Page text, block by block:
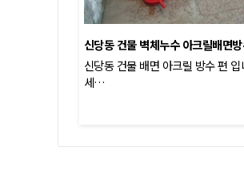
신당동 건물 벽체누수 아크릴배면
신당동 건물 배면 아크릴 방수 편
세…